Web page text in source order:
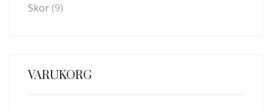
Skor (9)
VARUKORG